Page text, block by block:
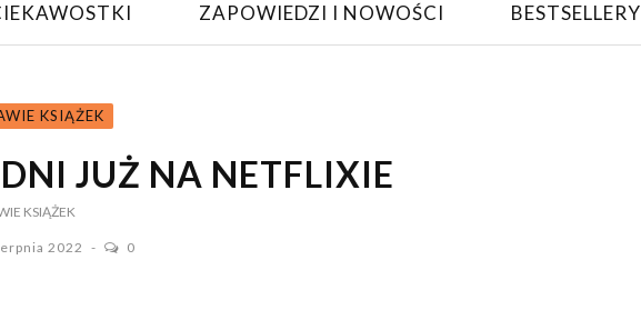
ZAPOWIEDZI I NOWOŚCI BESTSELLERY
KSIĄŻEK
JUŻ NA NETFLIXIE
KSIĄŻEK
2022 0